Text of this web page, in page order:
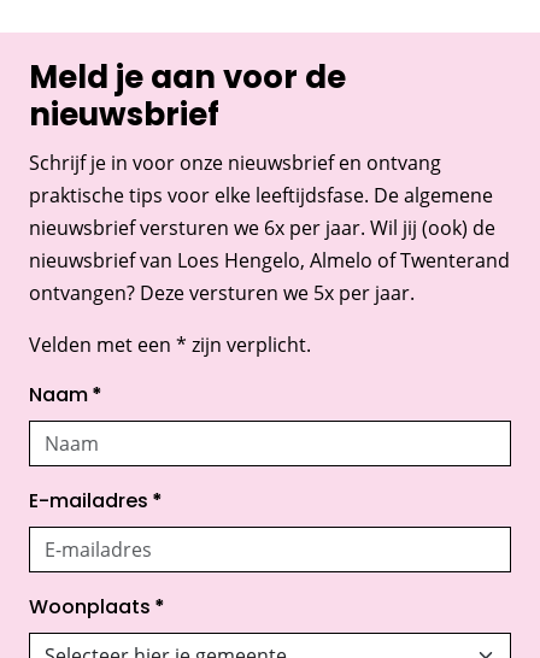
Meld je aan voor de
nieuwsbrief
Schrijf je in voor onze nieuwsbrief en ontvang
praktische tips voor elke leeftijdsfase. De algemene
nieuwsbrief versturen we 6x per jaar. Wil jij (ook) de
nieuwsbrief van Loes Hengelo, Almelo of Twenterand
ontvangen? Deze versturen we 5x per jaar.
Velden met een * zijn verplicht.
Naam *
E-mailadres *
Woonplaats *